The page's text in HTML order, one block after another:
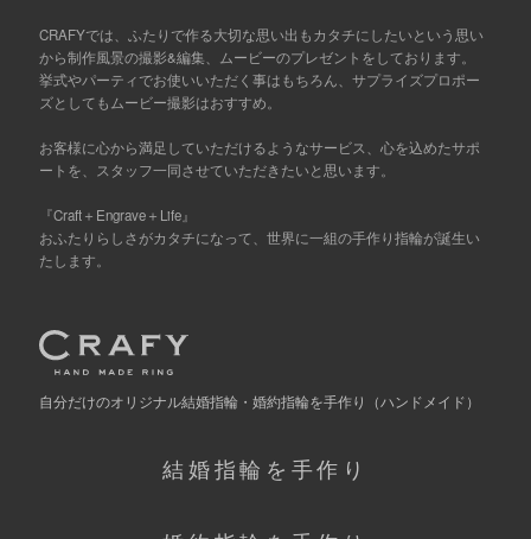
CRAFYでは、ふたりで作る大切な思い出もカタチにしたいという思い
から制作風景の撮影&編集、ムービーのプレゼントをしております。
挙式やパーティでお使いいただく事はもちろん、サプライズプロポー
ズとしてもムービー撮影はおすすめ。
お客様に心から満足していただけるようなサービス、心を込めたサポ
ートを、スタッフ一同させていただきたいと思います。
『Craft＋Engrave＋Life』
おふたりらしさがカタチになって、世界に一組の手作り指輪が誕生い
たします。
自分だけのオリジナル結婚指輪・婚約指輪を手作り （ハンドメイド）
結婚指輪を手作り